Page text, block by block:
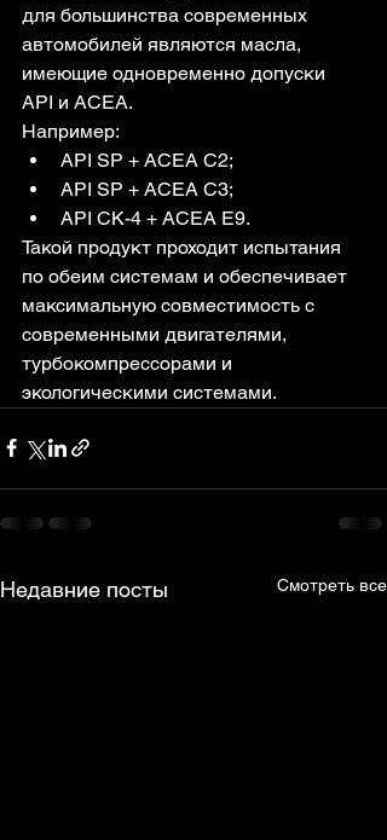
для большинства современных
автомобилей являются масла,
имеющие одновременно допуски
API и ACEA.
Например:
API SP + ACEA C2;
API SP + ACEA C3;
API CK-4 + ACEA E9.
Такой продукт проходит испытания
по обеим системам и обеспечивает
максимальную совместимость с
современными двигателями,
турбокомпрессорами и
экологическими системами.
Недавние посты Смотреть все